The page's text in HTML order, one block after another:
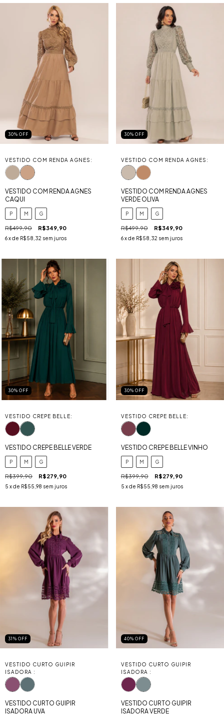
30% OFF
VESTIDO COM RENDA AGNES:
VESTIDO COM RENDA AGNES
CAQUI
P M G
R$499,90 R$349,90
6x de R$58,32 sem juros
30% OFF
VESTIDO COM RENDA AGNES:
VESTIDO COM RENDA AGNES
VERDE OLIVA
P M G
R$499,90 R$349,90
6 x de R$58,32 sem juros
30% OFF
VESTIDO CREPE BELLE:
VESTIDO CREPE BELLE VERDE
P M G
R$399,90 R$279,90
5 x de R$55,98 sem juros
30% OFF
VESTIDO CREPE BELLE:
VESTIDO CREPE BELLE VINHO
P M G
R$399,90 R$279,90
5 x de R$55,98 sem juros
31 % OFF
VESTIDO CURTO GUIPIR
ISADORA :
VESTIDO CURTO GUIPIR
ISADORA UVA
40% OFF
VESTIDO CURTO GUIPIR
ISADORA :
VESTIDO CURTO GUIPIR
ISADORA VERDE